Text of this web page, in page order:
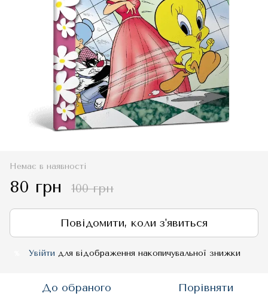
Немає в наявності
80 грн 100 грн
Повідомити, коли з'явиться
Увійти для відображення накопичувальної знижки
До обраного Порівняти